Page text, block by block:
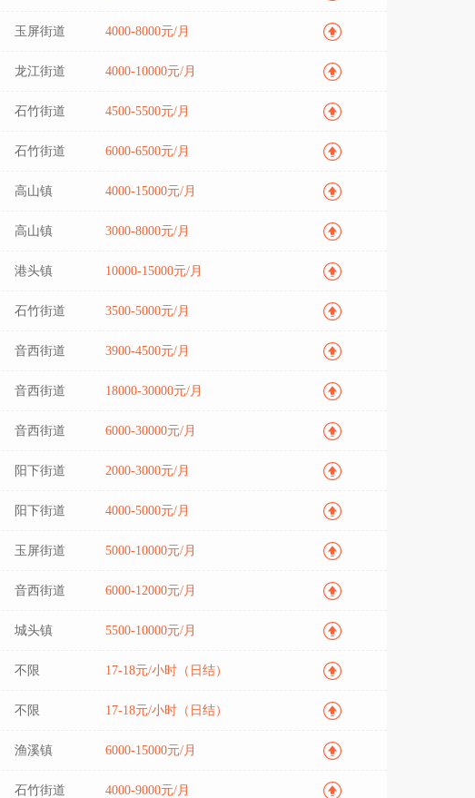
玉屏街道 4000-8000元/月
龙江街道 4000-10000元/月
石竹街道 4500-5500元/月
石竹街道 6000-6500元/月
高山镇 4000-15000元/月
高山镇 3000-8000元/月
港头镇 10000-15000元/月
石竹街道 3500-5000元/月
音西街道 3900-4500元/月
音西街道 18000-30000元/月
音西街道 6000-30000元/月
阳下街道 2000-3000元/月
阳下街道 4000-5000元/月
玉屏街道 5000-10000元/月
音西街道 6000-12000元/月
城头镇 5500-10000元/月
不限 17-18元/小时（日结）
不限 17-18元/小时（日结）
渔溪镇 6000-15000元/月
石竹街道 4000-9000元/月